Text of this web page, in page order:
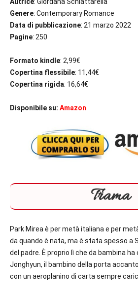
Genere: Contemporary Romance
Data di pubblicazione: 21 marzo 2022
Pagine: 250
Formato kindle: 2,99€
Copertina flessibile: 11,44€
Copertina rigida: 16,64€
Disponibile su: Amazon
Trama
Park Mirea è per metà italiana e per
da quando è nata, ma è stata spesso a
del padre. È proprio lì che da bambina
Jonghyun, il bambino della porta
con un aeroplanino di carta sempre